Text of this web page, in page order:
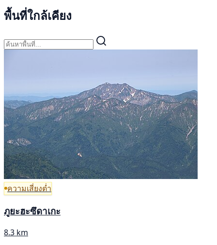
พื้นที่ใกล้เคียง
ความเสี่ยงต่ำ
ภูยะฮะซึดาเกะ
8.3 km